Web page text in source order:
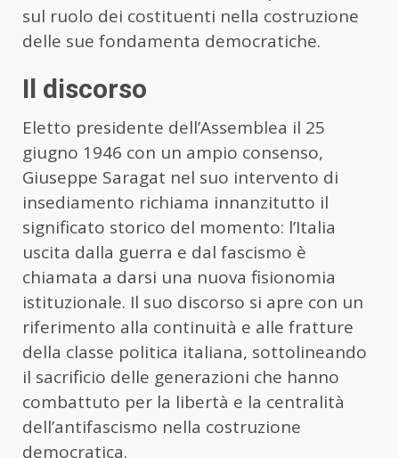
sul ruolo dei costituenti nella costruzione
delle sue fondamenta democratiche.
Il discorso
Eletto presidente dell’Assemblea il 25
giugno 1946 con un ampio consenso,
Giuseppe Saragat nel suo intervento di
insediamento richiama innanzitutto il
significato storico del momento: l’Italia
uscita dalla guerra e dal fascismo è
chiamata a darsi una nuova fisionomia
istituzionale. Il suo discorso si apre con un
riferimento alla continuità e alle fratture
della classe politica italiana, sottolineando
il sacrificio delle generazioni che hanno
combattuto per la libertà e la centralità
dell’antifascismo nella costruzione
democratica.